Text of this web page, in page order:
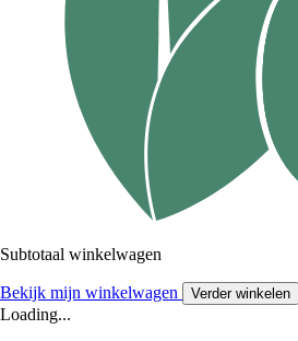
Subtotaal winkelwagen
Bekijk mijn winkelwagen Verder winkelen
Loading...